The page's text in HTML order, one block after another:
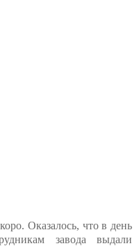
Оказалось, что в день
завода выдали